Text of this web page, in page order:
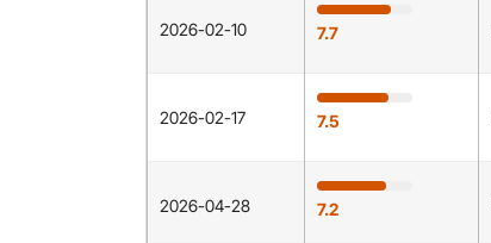
2026-02-10 7.7
2026-02-17 7.5
2026-04-28 7.2